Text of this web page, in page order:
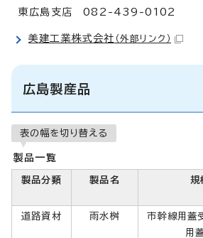
東広島支店 082-439-0102
美建工業株式会社 （外部リンク）
広島製産品
表の幅を切り替える
製品一覧
製品分類 製品名 規
道路資材 雨水桝
市幹線用蓋
用